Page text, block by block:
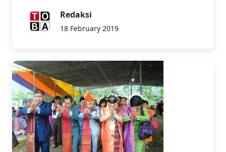
Redaksi
18 February 2019